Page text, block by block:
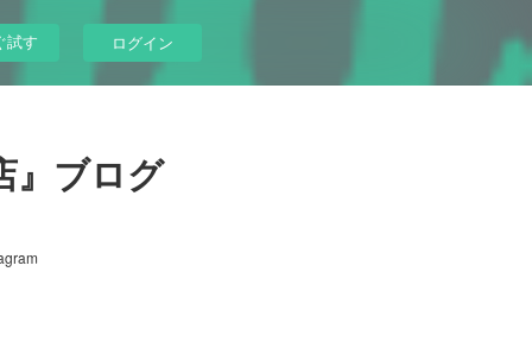
試す ログイン
』ブログ